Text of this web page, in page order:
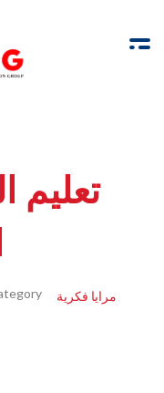
تعليم
مرايا فكرية